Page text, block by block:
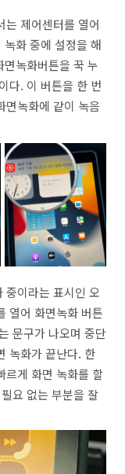
는 제어센터를 열어
화 중에 설정을 해
녹화버튼을 꾹 누
다. 이 버튼을 한 번
면녹화에 같이 녹음
중이라는 표시인 오
열어 화면녹화 버튼
문구가 나오며 중단
녹화가 끝난다. 한
르게 화면 녹화를 할
요 없는 부분을 잘